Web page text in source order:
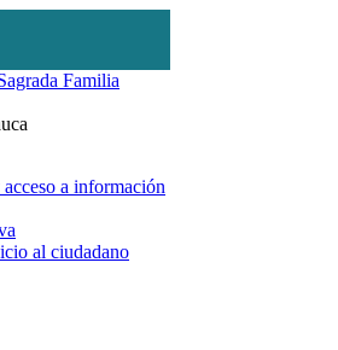
Familia
a información
al ciudadano